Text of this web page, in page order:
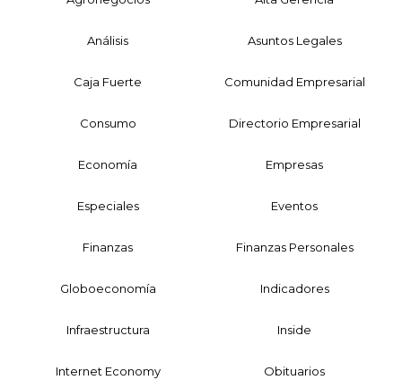
Análisis Asuntos Legales
Caja Fuerte Comunidad Empresarial
Consumo Directorio Empresarial
Economía Empresas
Especiales Eventos
Finanzas Finanzas Personales
Globoeconomía Indicadores
Infraestructura Inside
Internet Economy Obituarios